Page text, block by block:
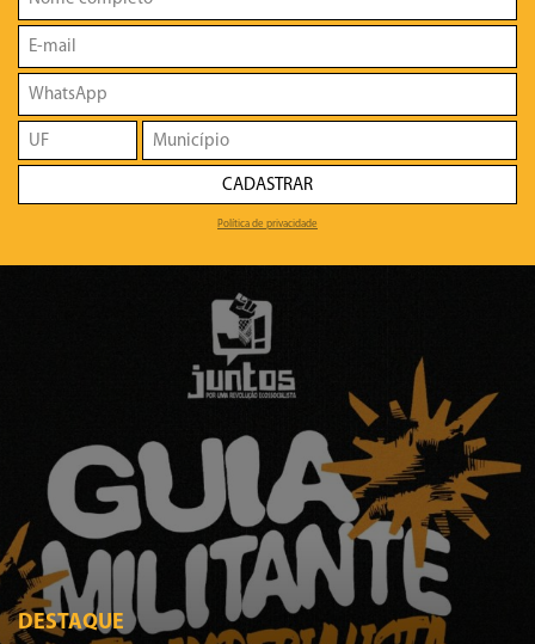
CADASTRAR
Política de privacidade
DESTAQUE